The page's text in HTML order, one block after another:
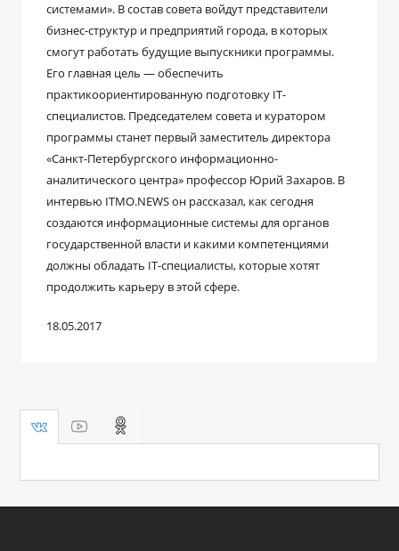
системами». В состав совета войдут представители
бизнес-структур и предприятий города, в которых
смогут работать будущие выпускники программы.
Его главная цель — обеспечить
практикоориентированную подготовку IT-
специалистов. Председателем совета и куратором
программы станет первый заместитель директора
«Санкт-Петербургского информационно-
аналитического центра» профессор Юрий Захаров. В
интервью ITMO.NEWS он рассказал, как сегодня
создаются информационные системы для органов
государственной власти и какими компетенциями
должны обладать IT-специалисты, которые хотят
продолжить карьеру в этой сфере.
18.05.2017